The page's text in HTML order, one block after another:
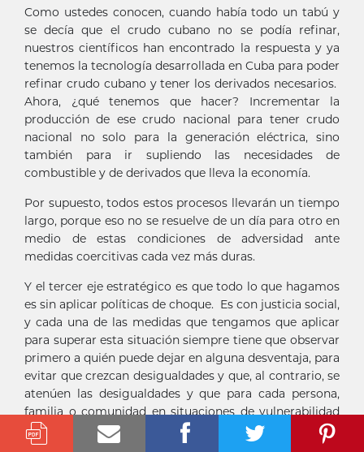
Como ustedes conocen, cuando había todo un tabú y
se decía que el crudo cubano no se podía refinar,
nuestros científicos han encontrado la respuesta y ya
tenemos la tecnología desarrollada en Cuba para poder
refinar crudo cubano y tener los derivados necesarios.
Ahora, ¿qué tenemos que hacer? Incrementar la
producción de ese crudo nacional para tener crudo
nacional no solo para la generación eléctrica, sino
también para ir supliendo las necesidades de
combustible y de derivados que lleva la economía.
Por supuesto, todos estos procesos llevarán un tiempo
largo, porque eso no se resuelve de un día para otro en
medio de estas condiciones de adversidad ante
medidas coercitivas cada vez más duras.
Y el tercer eje estratégico es que todo lo que hagamos
es sin aplicar políticas de choque. Es con justicia social,
y cada una de las medidas que tengamos que aplicar
para superar esta situación siempre tiene que observar
primero a quién puede dejar en alguna desventaja, para
evitar que crezcan desigualdades y que, al contrario, se
atenúen las desigualdades y que para cada persona,
familia o comunidad en situaciones de vulnerabilidad
haya una respuesta diferenciada para evitar que se
incremente su situación de vulnerabilidad. Y eso es